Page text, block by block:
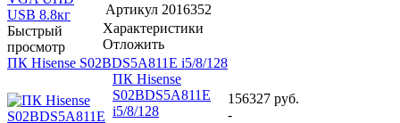
Быстрый
просмотр
Артикул 2016352
Характеристики
Отложить
ПК Hisense S02BDS5A811E i5/8/128
ПК Hisense
S02BDS5A811E
i5/8/128
156327 руб.
-